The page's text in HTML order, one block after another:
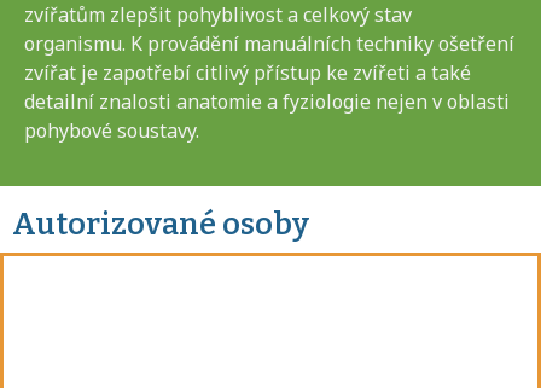
zvířatům zlepšit pohyblivost a celkový stav
organismu. K provádění manuálních techniky ošetření
zvířat je zapotřebí citlivý přístup ke zvířeti a také
detailní znalosti anatomie a fyziologie nejen v oblasti
pohybové soustavy.
Autorizované osoby